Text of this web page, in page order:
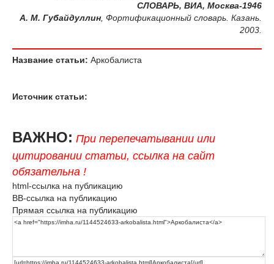
СЛОВАРЬ, ВИА, Москва-1946
А. М. Губайдуллин , Фортификационный словарь. Казань.
2003.
Название статьи: Аркобалиста
Источник статьи:
ВАЖНО: При перепечатывании или
цитировании статьи, ссылка на сайт
обязательна !
html-ссылка на публикацию
BB-ссылка на публикацию
Прямая ссылка на публикацию